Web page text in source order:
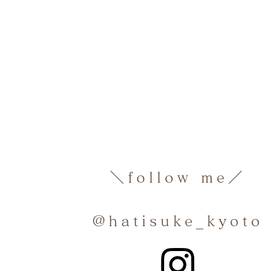
＼follow me／
@hatisuke_kyoto